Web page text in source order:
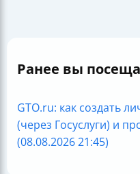
Ранее вы
GTO.ru: как создать
(через Госуслуги) и
(08.08.2026 21:45)